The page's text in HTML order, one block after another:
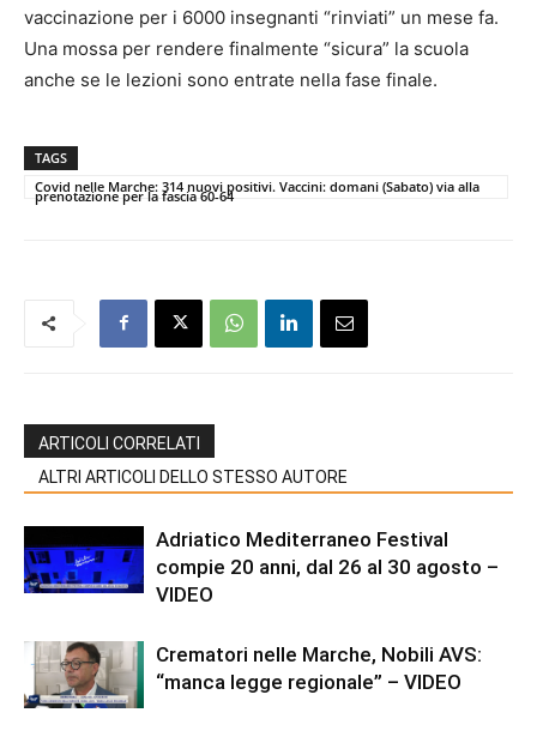
vaccinazione per i 6000 insegnanti “rinviati” un mese fa.
Una mossa per rendere finalmente “sicura” la scuola
anche se le lezioni sono entrate nella fase finale.
TAGS
Covid nelle Marche: 314 nuovi positivi. Vaccini: domani (Sabato) via alla
prenotazione per la fascia 60-64
ARTICOLI CORRELATI
ALTRI ARTICOLI DELLO STESSO AUTORE
Adriatico Mediterraneo Festival
compie 20 anni, dal 26 al 30 agosto –
VIDEO
Crematori nelle Marche, Nobili AVS:
“manca legge regionale” – VIDEO